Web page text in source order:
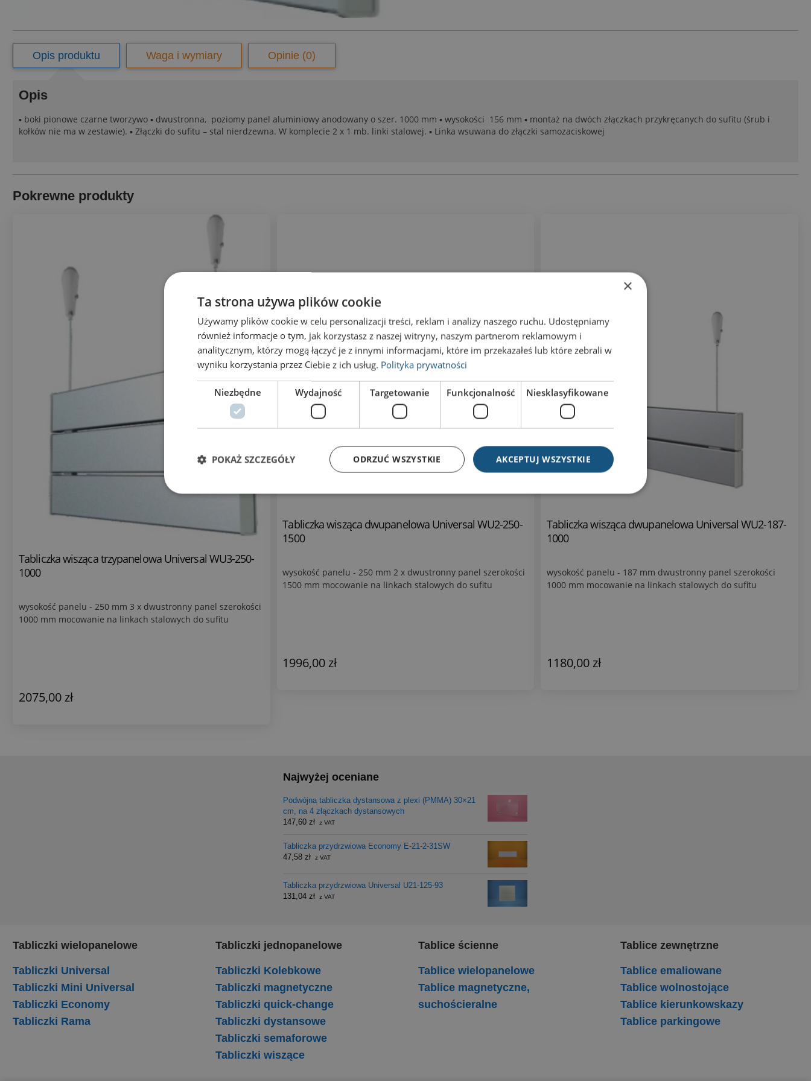
Opis produktu Waga i wymiary Opinie (0)
Opis
▪ boki pionowe czarne tworzywo ▪ dwustronna, poziomy panel aluminiowy anodowany o szer. 1000 mm ▪ wysokości 156 mm ▪ montaż na dwóch złączkach przykręcanych do sufitu (śrub i
kołków nie ma w zestawie). ▪ Złączki do sufitu – stal nierdzewna. W komplecie 2 x 1 mb. linki stalowej. ▪ Linka wsuwana do złączki samozaciskowej
Pokrewne produkty
Tabliczka wisząca trzypanelowa Universal WU3-250-
1000
wysokość panelu - 250 mm 3 x dwustronny panel szerokości
1000 mm mocowanie na linkach stalowych do sufitu
2075,00 zł
Tabliczka wisząca dwupanelowa Universal WU2-250-
1500
wysokość panelu - 250 mm 2 x dwustronny panel szerokości
1500 mm mocowanie na linkach stalowych do sufitu
1996,00 zł
Tabliczka wisząca dwupanelowa Universal WU2-187-
1000
wysokość panelu - 187 mm dwustronny panel szerokości
1000 mm mocowanie na linkach stalowych do sufitu
1180,00 zł
Najwyżej oceniane
Podwójna tabliczka dystansowa z plexi (PMMA) 30×21
cm, na 4 złączkach dystansowych
147,60 zł z VAT
Tabliczka przydrzwiowa Economy E-21-2-31SW
47,58 zł z VAT
Tabliczka przydrzwiowa Universal U21-125-93
131,04 zł z VAT
Tabliczki wielopanelowe
Tabliczki Universal
Tabliczki Mini Universal
Tabliczki Economy
Tabliczki Rama
Tabliczki jednopanelowe
Tabliczki Kolebkowe
Tabliczki magnetyczne
Tabliczki quick-change
Tabliczki dystansowe
Tabliczki semaforowe
Tabliczki wiszące
Tablice ścienne
Tablice wielopanelowe
Tablice magnetyczne,
suchościeralne
Tablice zewnętrzne
Tablice emaliowane
Tablice wolnostojące
Tablice kierunkowskazy
Tablice parkingowe
×
Ta strona używa plików cookie
Używamy plików cookie w celu personalizacji treści, reklam i analizy naszego ruchu. Udostępniamy
również informacje o tym, jak korzystasz z naszej witryny, naszym partnerom reklamowym i
analitycznym, którzy mogą łączyć je z innymi informacjami, które im przekazałeś lub które zebrali w
wyniku korzystania przez Ciebie z ich usług. Polityka prywatności
Niezbędne Wydajność Targetowanie Funkcjonalność Niesklasyfikowane
AKCEPTUJ WSZYSTKIE
ODRZUĆ WSZYSTKIE
POKAŻ SZCZEGÓŁY